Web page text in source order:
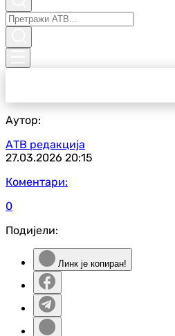
Аутор:
АТВ редакција
27.03.2026 20:15
Коментари:
0
Подијели:
Линк је копиран!